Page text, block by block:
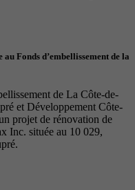
Fonds d’embellissement de la
de La Côte-de-
et Développement Côte-
projet de rénovation de
Inc. située au 10 029,